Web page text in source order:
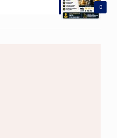
0